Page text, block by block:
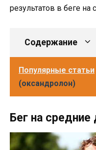
результатов в беге на
Содержание
Популярные статьи
(оксандролон)
Бег на средние